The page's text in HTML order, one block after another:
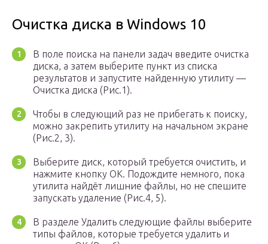
Очистка диска в Windows 10
В поле поиска на панели задач введите очистка
диска, а затем выберите пункт из списка
результатов и запустите найденную утилиту —
Очистка диска (Рис.1).
Чтобы в следующий раз не прибегать к поиску,
можно закрепить утилиту на начальном экране
(Рис.2, 3).
Выберите диск, который требуется очистить, и
нажмите кнопку ОК. Подождите немного, пока
утилита найдёт лишние файлы, но не спешите
запускать удаление (Рис.4, 5).
В разделе Удалить следующие файлы выберите
типы файлов, которые требуется удалить и